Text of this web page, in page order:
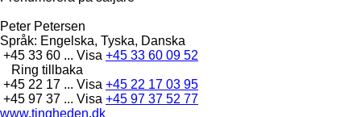
Peter Petersen
Språk: Engelska, Tyska, Danska
+45 33 60 ... Visa +45 33 60 09 52
Ring tillbaka
+45 22 17 ... Visa +45 22 17 03 95
+45 97 37 ... Visa +45 97 37 52 77
www.tingheden.dk